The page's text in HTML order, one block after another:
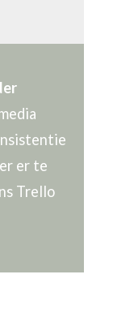
er te
Trello